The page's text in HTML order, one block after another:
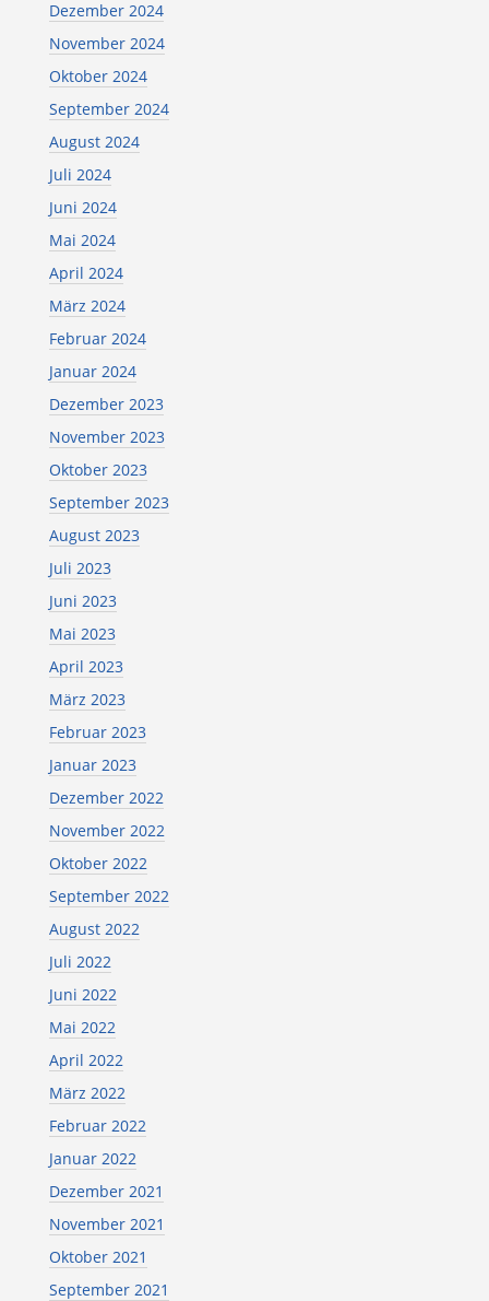
Dezember 2024
November 2024
Oktober 2024
September 2024
August 2024
Juli 2024
Juni 2024
Mai 2024
April 2024
März 2024
Februar 2024
Januar 2024
Dezember 2023
November 2023
Oktober 2023
September 2023
August 2023
Juli 2023
Juni 2023
Mai 2023
April 2023
März 2023
Februar 2023
Januar 2023
Dezember 2022
November 2022
Oktober 2022
September 2022
August 2022
Juli 2022
Juni 2022
Mai 2022
April 2022
März 2022
Februar 2022
Januar 2022
Dezember 2021
November 2021
Oktober 2021
September 2021